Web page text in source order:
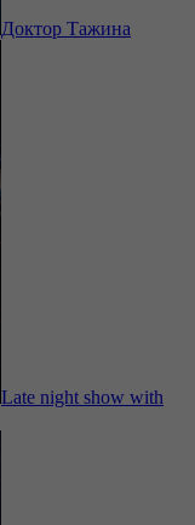
Доктор Тажина
Late night show with